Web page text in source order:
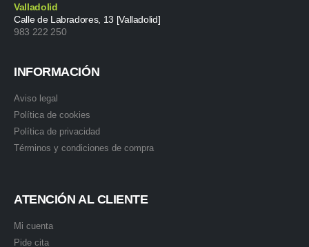
Valladolid
Calle de Labradores, 13 [Valladolid]
983 222 250
INFORMACIÓN
Aviso legal
Política de cookies
Política de privacidad
Términos y condiciones de compra
ATENCIÓN AL CLIENTE
Mi cuenta
Pide cita